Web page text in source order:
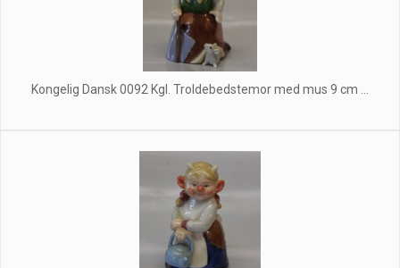
Kongelig Dansk 0092 Kgl. Troldebedstemor med mus 9 cm ...